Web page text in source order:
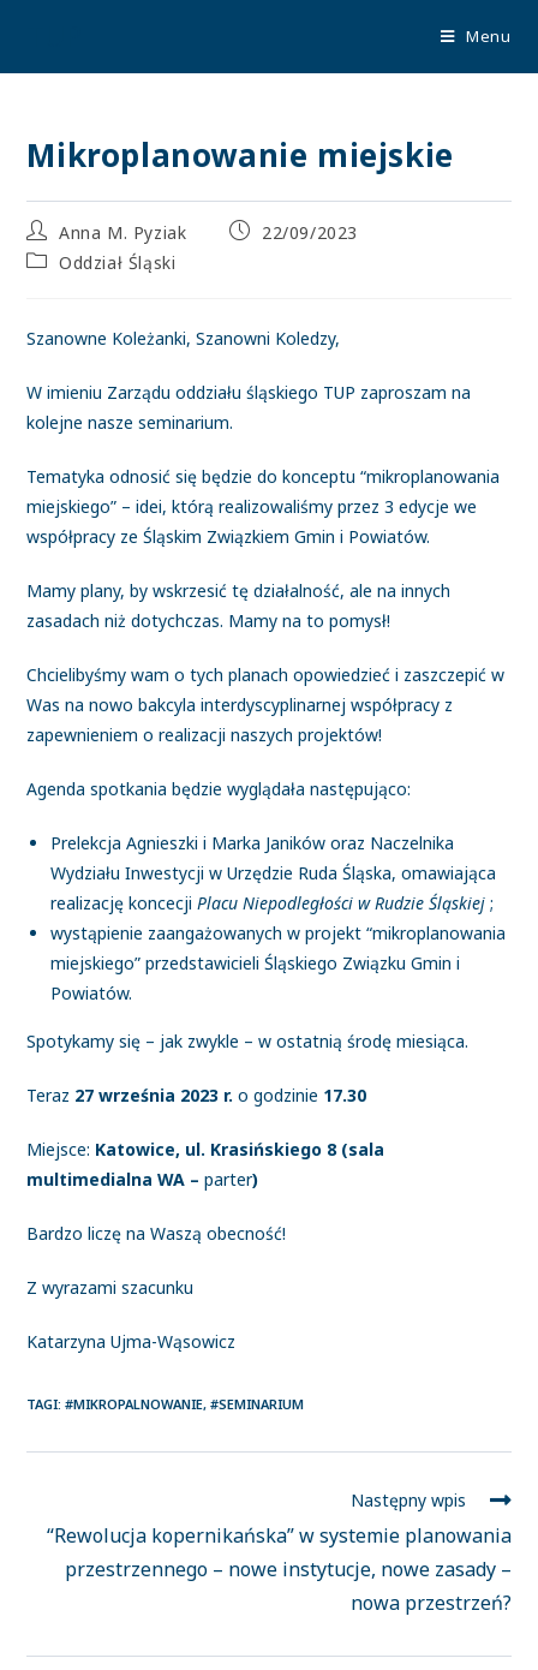
Menu
Mikroplanowanie miejskie
Anna M. Pyziak
22/09/2023
Oddział Śląski
Szanowne Koleżanki, Szanowni Koledzy,
W imieniu Zarządu oddziału śląskiego TUP zaproszam na
kolejne nasze seminarium.
Tematyka odnosić się będzie do konceptu “mikroplanowania
miejskiego” – idei, którą realizowaliśmy przez 3 edycje we
współpracy ze Śląskim Związkiem Gmin i Powiatów.
Mamy plany, by wskrzesić tę działalność, ale na innych
zasadach niż dotychczas. Mamy na to pomysł!
Chcielibyśmy wam o tych planach opowiedzieć i zaszczepić w
Was na nowo bakcyla interdyscyplinarnej współpracy z
zapewnieniem o realizacji naszych projektów!
Agenda spotkania będzie wyglądała następująco:
Prelekcja Agnieszki i Marka Janików oraz Naczelnika
Wydziału Inwestycji w Urzędzie Ruda Śląska, omawiająca
realizację koncecjiPlacu Niepodległości w Rudzie Śląskiej ;
wystąpienie zaangażowanych w projekt “mikroplanowania
miejskiego” przedstawicieli Śląskiego Związku Gmin i
Powiatów.
Spotykamy się – jak zwykle – w ostatnią środę miesiąca.
Teraz 27 września 2023 r.o godzinie 17.30
Miejsce: Katowice, ul. Krasińskiego 8 (sala
multimedialna WA –parter)
Bardzo liczę na Waszą obecność!
Z wyrazami szacunku
Katarzyna Ujma-Wąsowicz
TAGI:#MIKROPALNOWANIE, #SEMINARIUM
Następny wpis
“Rewolucja kopernikańska” w systemie planowania
przestrzennego – nowe instytucje, nowe zasady –
nowa przestrzeń?